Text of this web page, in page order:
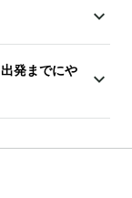
発までにや